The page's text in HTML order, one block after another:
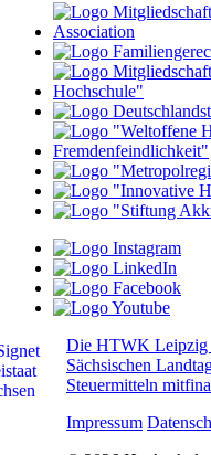
Die HTWK Leipzig
Sächsischen
Steuermitteln
Impressum